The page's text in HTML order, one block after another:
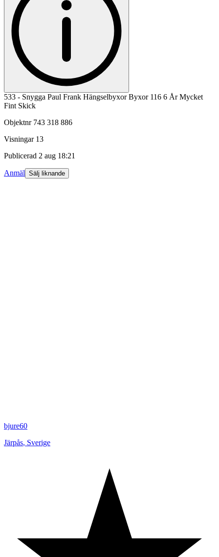
533 - Snygga Paul Frank Hängselbyxor Byxor 116 6 År Mycket
Fint Skick
Objektnr 743 318 886
Visningar 13
Publicerad 2 aug 18:21
Anmäl Sälj liknande
bjure60
Järpås, Sverige